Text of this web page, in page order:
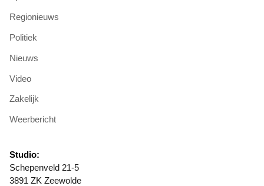
Regionieuws
Politiek
Nieuws
Video
Zakelijk
Weerbericht
Studio:
Schepenveld 21-5
3891 ZK Zeewolde